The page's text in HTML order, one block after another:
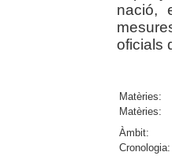
nació,
oficials
Matèries:
Matèries:
Àmbit:
Cronologia: